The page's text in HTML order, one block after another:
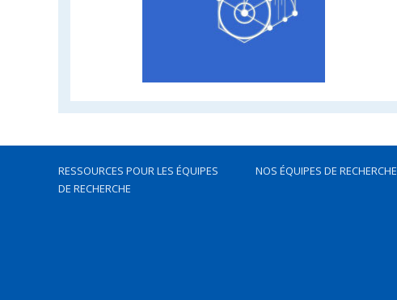
RESSOURCES POUR LES ÉQUIPES
DE RECHERCHE
NOS ÉQUIPES DE RECHERCHE